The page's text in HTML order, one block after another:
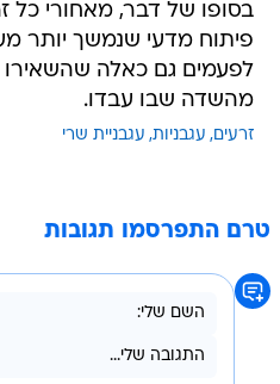
בסופו של דבר, מאחורי כל
פיתוח מדעי שנמשך יותר
לפעמים גם כאלה
מהשדה שבו עבדו.
זרעים עגבניות עגבניית שרי
טרם התפרסמו תגובות